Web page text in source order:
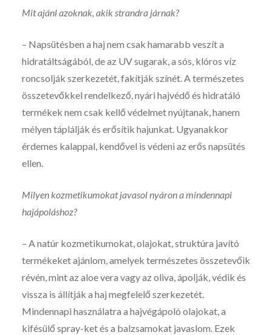
Mit ajánl azoknak, akik strandra járnak?
– Napsütésben a haj nem csak hamarabb veszít a
hidratáltságából, de az UV sugarak, a sós, klóros víz
roncsolják szerkezetét, fakítják színét. A természetes
összetevőkkel rendelkező, nyári hajvédő és hidratáló
termékek nem csak kellő védelmet nyújtanak, hanem
mélyen táplálják és erősítik hajunkat. Ugyanakkor
érdemes kalappal, kendővel is védeni az erős napsütés
ellen.
Milyen kozmetikumokat javasol nyáron a mindennapi
hajápoláshoz?
– A natúr kozmetikumokat, olajokat, struktúra javító
termékeket ajánlom, amelyek természetes összetevőik
révén, mint az aloe vera vagy az oliva, ápolják, védik és
vissza is állítják a haj megfelelő szerkezetét.
Mindennapi használatra a hajvégápoló olajokat, a
kifésülő spray-ket és a balzsamokat javaslom. Ezek